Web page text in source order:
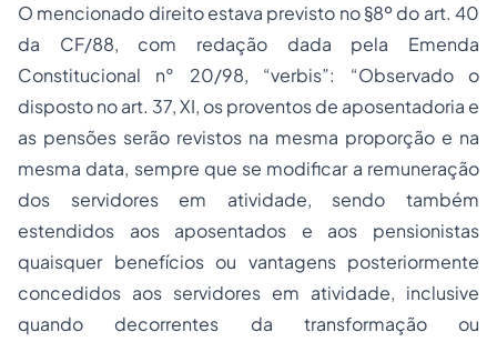
O mencionado direito estava previsto no §8º do art. 40
da CF/88, com redação dada pela Emenda
Constitucional n° 20/98, “verbis”: “Observado o
disposto no art. 37, XI, os proventos de aposentadoria e
as pensões serão revistos na mesma proporção e na
mesma data, sempre que se modificar a remuneração
dos servidores em atividade, sendo também
estendidos aos aposentados e aos pensionistas
quaisquer benefícios ou vantagens posteriormente
concedidos aos servidores em atividade, inclusive
quando decorrentes da transformação ou